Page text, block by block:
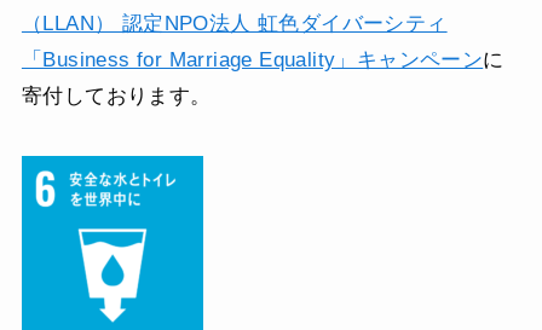
（LLAN） 認定NPO法人 虹色ダイバーシティ
「Business for Marriage Equality」キャンペーンに
寄付しております。